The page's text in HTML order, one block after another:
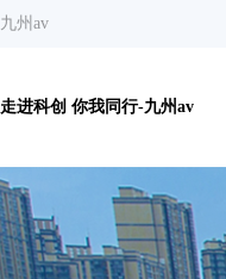
九州av
走进科创 你我同行-九州av